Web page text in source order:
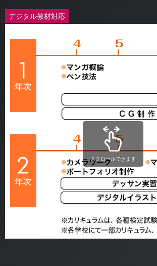
デジタル教材対応
スクロールできます